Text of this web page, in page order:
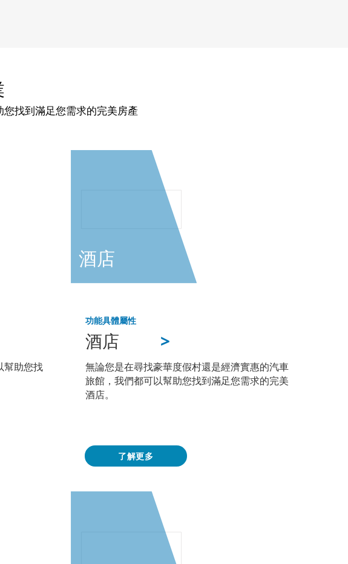
找到滿足您需求的完美房產
幫助您找
酒店 >
功能具體屬性
無論您是在尋找豪華度假村還是經濟實惠的汽車
旅館，我們都可以幫助您找到滿足您需求的完美
酒店。
酒店
了解更多